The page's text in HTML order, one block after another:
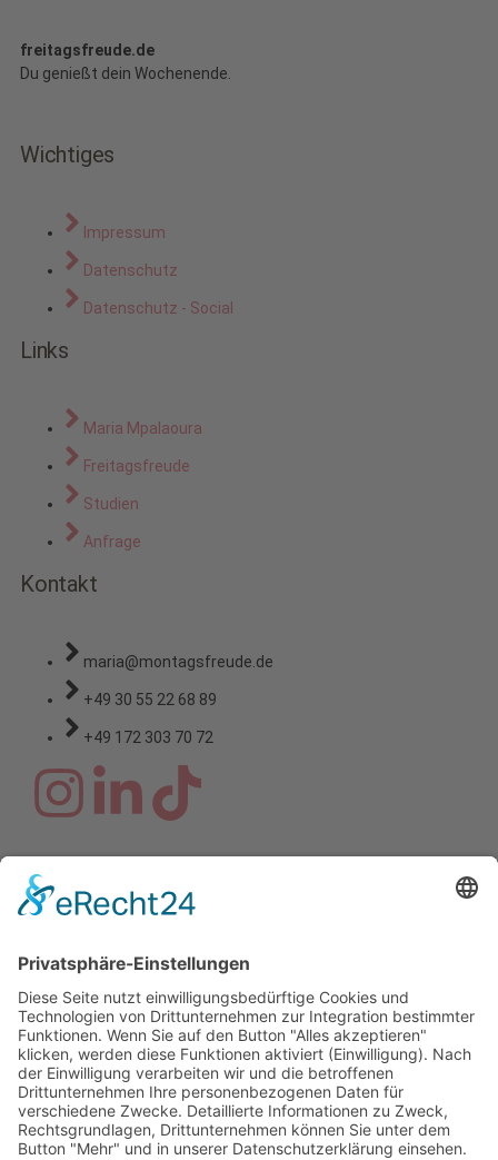
freitagsfreude.de
Du genießt dein Wochenende.
Wichtiges
Impressum
Datenschutz
Datenschutz - Social
Links
Maria Mpalaoura
Freitagsfreude
Studien
Anfrage
Kontakt
maria@montagsfreude.de
+49 30 55 22 68 89
+49 172 303 70 72
Copyright © 2026 Montagsfreude
Dein Wunschthema für den
Montagskick.
Name
E-Mail